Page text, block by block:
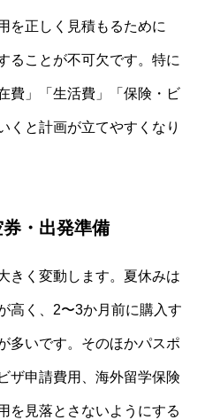
を正しく見積もるために
ることが不可欠です。特に
費」「生活費」「保険・ビ
くと計画が立てやすくなり
・出発準備
きく変動します。夏休みは
高く、2〜3か月前に購入す
多いです。そのほかパスポ
ザ申請費用、海外留学保険
を見落とさないようにする